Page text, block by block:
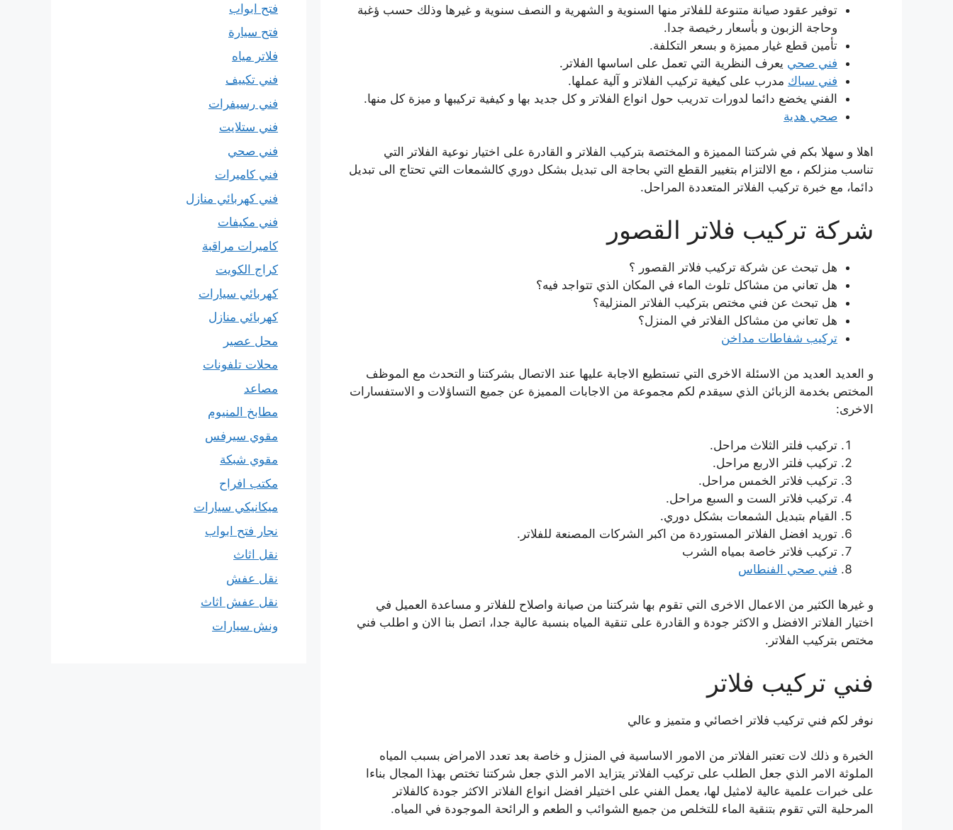
توفير عقود صيانة متنوعة للفلاتر منها السنوية و الشهرية و النصف سنوية و غيرها وذلك حسب ؤغبة
وحاجة الزبون و بأسعار رخيصة جدا.
تأمين قطع غيار مميزة و بسعر التكلفة.
فني صحي يعرف النظرية التي تعمل على اساسها الفلاتر.
فني سباك مدرب على كيغية تركيب الفلاتر و آلية عملها.
الفني يخضع دائما لدورات تدريب حول انواع الفلاتر و كل جديد بها و كيفية تركيبها و ميزة كل منها.
صحي هدية
اهلا و سهلا بكم في شركتنا المميزة و المختصة بتركيب الفلاتر و القادرة على اختيار نوعية الفلاتر التي
تناسب منزلكم ، مع الالتزام بتغيير القطع التي بحاجة الى تبديل بشكل دوري كالشمعات التي تحتاج الى تبديل
دائما، مع خبرة تركيب الفلاتر المتعددة المراحل.
شركة تركيب فلاتر القصور
هل تبحث عن شركة تركيب فلاتر القصور ؟
هل تعاني من مشاكل تلوث الماء في المكان الذي تتواجد فيه؟
هل تبحث عن فني مختص بتركيب الفلاتر المنزلية؟
هل تعاني من مشاكل الفلاتر في المنزل؟
تركيب شفاطات مداخن
و العديد العديد من الاسئلة الاخرى التي تستطيع الاجابة عليها عند الاتصال بشركتنا و التحدث مع الموظف
المختص بخدمة الزبائن الذي سيقدم لكم مجموعة من الاجابات المميزة عن جميع التساؤلات و الاستفسارات
الاخرى:
تركيب فلتر الثلاث مراحل.
تركيب فلتر الاربع مراحل.
تركيب فلاتر الخمس مراحل.
تركيب فلاتر الست و السبع مراحل.
القيام بتبديل الشمعات بشكل دوري.
توريد افضل الفلاتر المستوردة من اكبر الشركات المصنعة للفلاتر.
تركيب فلاتر خاصة بمياه الشرب
فني صحي الفنطاس
و غيرها الكثير من الاعمال الاخرى التي تقوم بها شركتنا من صيانة واصلاح للفلاتر و مساعدة العميل في
اختيار الفلاتر الافضل و الاكثر جودة و القادرة على تنقية المياه بنسبة عالية جدا، اتصل بنا الان و اطلب فني
مختص بتركيب الفلاتر.
فني تركيب فلاتر
نوفر لكم فني تركيب فلاتر اخصائي و متميز و عالي
الخبرة و ذلك لات تعتبر الفلاتر من الامور الاساسية في المنزل و خاصة بعد تعدد الامراض بسبب المياه
الملوثة الامر الذي جعل الطلب على تركيب الفلاتر يتزايد الامر الذي جعل شركتنا تختص بهذا المجال بناءا
على خبرات علمية عالية لامثيل لها، يعمل الفني على اختيلر افضل انواع الفلاتر الاكثر جودة كالفلاتر
المرحلية التي تقوم بتنقية الماء للتخلص من جميع الشوائب و الطعم و الرائحة الموجودة في المياه.
فتح ابواب
فتح سيارة
فلاتر مياه
فني تكييف
فني رسيفرات
فني ستلايت
فني صحي
فني كاميرات
فني كهربائي منازل
فني مكيفات
كاميرات مراقبة
كراج الكويت
كهربائي سيارات
كهربائي منازل
محل عصير
محلات تلفونات
مصاعد
مطابخ المنيوم
مقوي سيرفس
مقوي شبكة
مكتب افراح
ميكانيكي سيارات
نجار فتح ابواب
نقل اثاث
نقل عفش
نقل عفش اثاث
ونش سيارات